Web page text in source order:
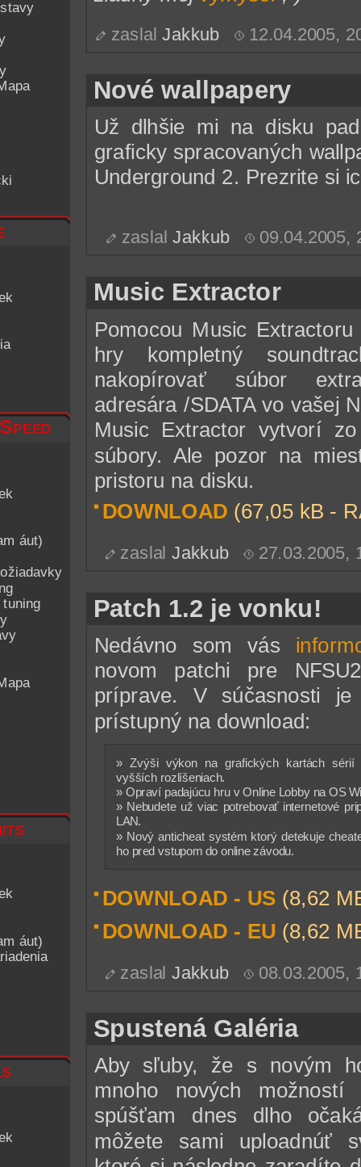
áut)
áut)
zaslalJakkub 12.04.2005,
Nové wallpapery
Už dlhšie mi na disku
graficky spracovaných
Underground 2. Prezrite si
zaslalJakkub
Music Extractor
Pomocou Music
hry kompletný
nakopírovať súbor
adresára /SDATA vo vašej
Music Extractor vytvorí
súbory. Ale pozor na
pristoru na disku.
DOWNLOAD (67,05 kB -
zaslalJakkub
Patch 1.2 je vonku!
Nedávno som vás
novom patchi pre
príprave. V súčasnosti
prístupný na download:
» Zvýši výkon na grafických kartách sérií
vyšších rozlíšeniach.
» Opraví padajúcu hru v Online Lobby na OS
» Nebudete už viac potrebovať internetové
LAN.
» Nový anticheat systém ktorý detekuje
ho pred vstupom do online závodu.
DOWNLOAD - US(8,62
DOWNLOAD - EU(8,62
zaslalJakkub
Spustená Galéria
Aby sľuby, že s novým
mnoho nových
spúšťam dnes dlho
môžete sami uploadnúť